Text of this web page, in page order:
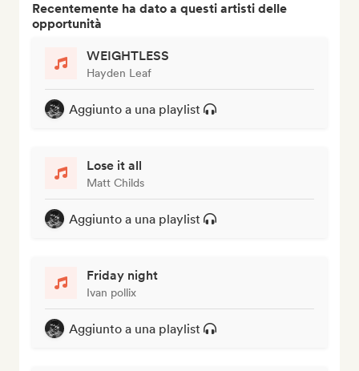
Recentemente ha dato a questi artisti delle
opportunità
WEIGHTLESS
Hayden Leaf
Aggiunto a una playlist
Lose it all
Matt Childs
Aggiunto a una playlist
Friday night
Ivan pollix
Aggiunto a una playlist